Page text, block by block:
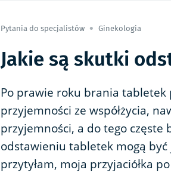
Pytania do specjalistów Ginekologia
Jakie są skutki
Po prawie roku brania tabletek
przyjemności ze współżycia,
przyjemności, a do tego częste
odstawieniu tabletek mogą
przytyłam, moja przyjaciółka